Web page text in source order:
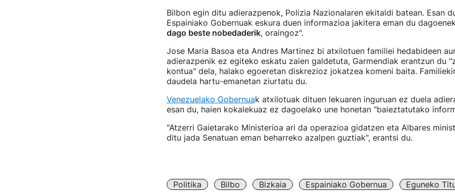
Bilbon egin ditu adierazpenok, Polizia Nazionalaren ekitaldi batean. Esan
Espainiako Gobernuak eskura duen informazioa jakitera eman du
dago beste nobedaderik, oraingoz".
Jose Maria Basoa eta Andres Martinez bi atxilotuen familiei hedabideen
adierazpenik ez egiteko eskatu zaien galdetuta, Garmendiak erantzun du
kontua" dela, halako egoeretan diskrezioz jokatzea komeni baita.
daudela hartu-emanetan ziurtatu du.
Venezuelako Gobernuak atxilotuak dituen lekuaren inguruan ez duela
esan du, haien kokalekuaz ez dagoelako une honetan "baieztatutako
"Atzerri Gaietarako Ministerioa ari da operazioa gidatzen eta Albares
ditu jada Senatuan eman beharreko azalpen guztiak", erantsi du.
Politika Bilbo Bizkaia Espainiako Gobernua
Eguneko